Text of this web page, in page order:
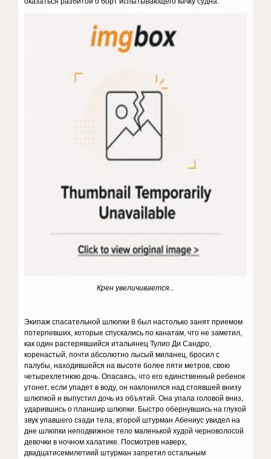
Крен увеличивается...
Экипаж спасательной шлюпки 8 был настолько занят приемом
потерпевших, которые спускались по канатам, что не заметил,
как один растерявшийся итальянец Тулио Ди Сандро,
коренастый, почти абсолютно лысый миланец, бросил с
палубы, находившейся на высоте более пяти метров, свою
четырехлетнюю дочь. Опасаясь, что его единственный ребенок
утонет, если упадет в воду, он наклонился над стоявшей внизу
шлюпкой и выпустил дочь из объятий. Она упала головой вниз,
ударившись о планшир шлюпки. Быстро обернувшись на глухой
звук упавшего сзади тела, второй штурман Абениус увидел на
дне шлюпки неподвижное тело маленькой худой черноволосой
девочки в ночном халатике. Посмотрев наверх,
двадцатисемилетиий штурман запретил остальным